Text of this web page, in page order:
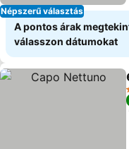
Népszerű választás
A pontos árak
válasszon dátumokat